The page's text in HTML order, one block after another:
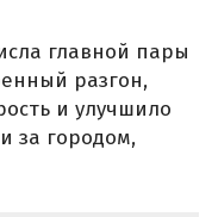
главной пары
разгон,
и улучшило
за городом,